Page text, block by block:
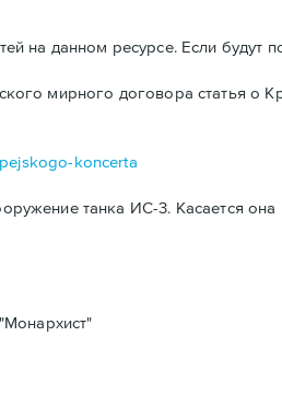
на данном ресурсе. Если будут
мирного договора статья
koncerta
танка ИС-3. Касается она